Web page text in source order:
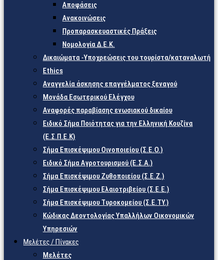
Αποφάσεις
Ανακοινώσεις
Προπαρασκευαστικές Πράξεις
Νομολογία Δ.Ε.Κ.
Δικαιώματα -Υποχρεώσεις του τουρίστα/καταναλωτή
Ethics
Αναγγελία άσκησης επαγγέλματος ξεναγού
Μονάδα Εσωτερικού Ελέγχου
Αναφορές παραβίασης ενωσιακού δικαίου
Ειδικό Σήμα Ποιότητας για την Ελληνική Κουζίνα
(Ε.Σ.Π.Ε.Κ)
Σήμα Επισκέψιμου Οινοποιείου (Σ.Ε.Ο.)
Ειδικό Σήμα Αγροτουρισμού (Ε.Σ.Α.)
Σήμα Επισκέψιμου Ζυθοποιείου (Σ.Ε.Ζ.)
Σήμα Επισκέψιμου Ελαιοτριβείου (Σ.Ε.Ε.)
Σήμα Επισκέψιμου Τυροκομείου (Σ.Ε.TY.)
Κώδικας Δεοντολογίας Υπαλλήλων Οικονομικών
Υπηρεσιών
Μελέτες / Πίνακες
Μελέτες